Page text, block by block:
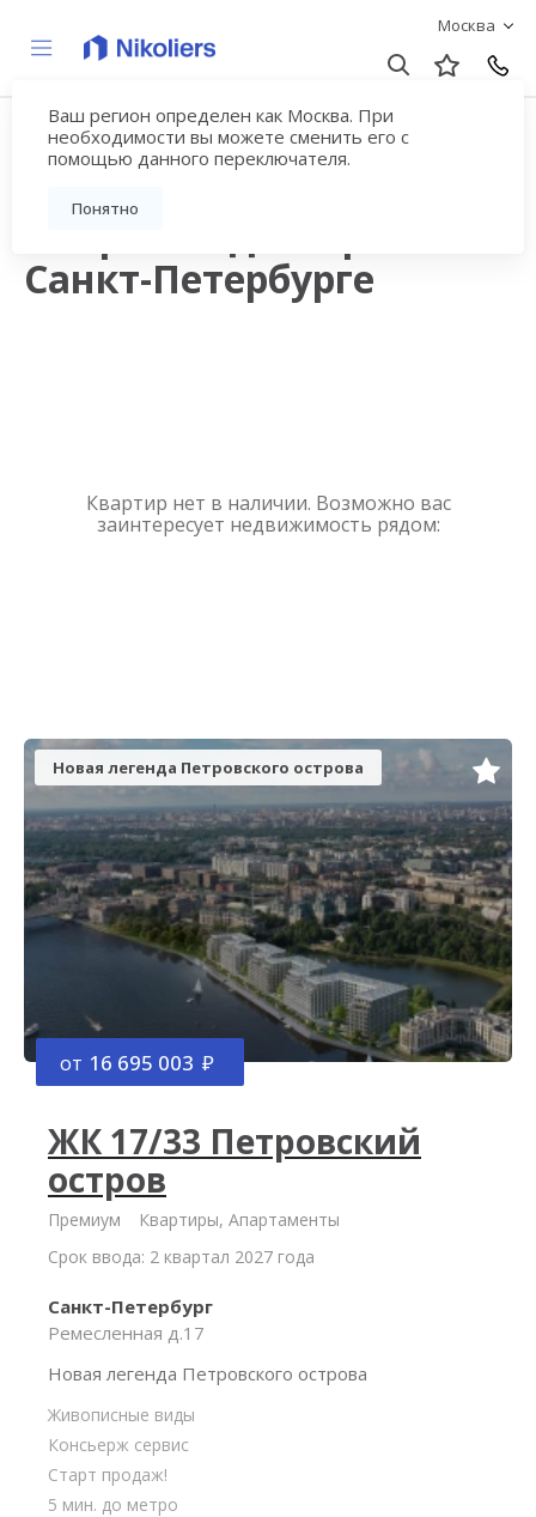
Москва
Ваш регион определен как Москва. При
необходимости вы можете сменить его с
помощью данного переключателя.
Понятно
Продажа квартир в
новостройках рядом с
Санкт-Петербурге
Квартир нет в наличии. Возможно вас
заинтересует недвижимость рядом:
Новая легенда Петровского острова
от 16 695 003
ЖК 17/33 Петровский
остров
Премиум
Квартиры, Апартаменты
Срок ввода: 2 квартал 2027 года
Санкт-Петербург
Ремесленная д.17
Новая легенда Петровского острова
Живописные виды
Консьерж сервис
Старт продаж!
5 мин. до метро